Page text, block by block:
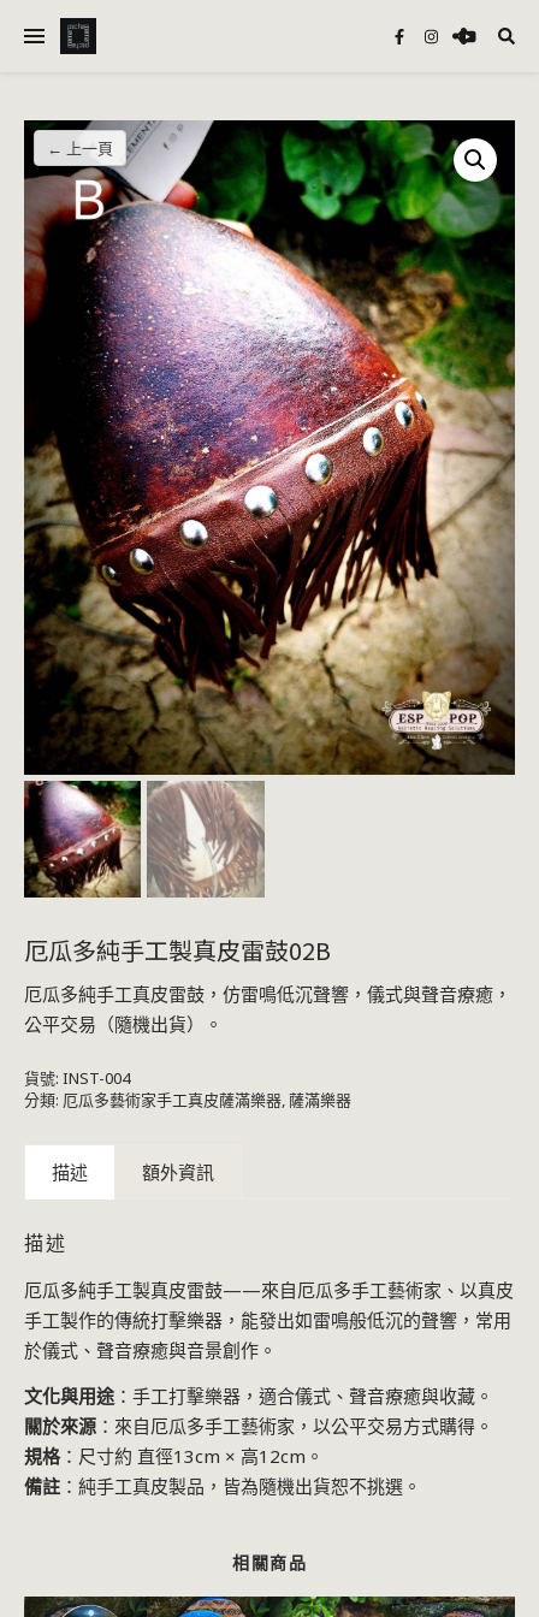
← 上一頁
厄瓜多純手工製真皮雷鼓02B
厄瓜多純手工真皮雷鼓，仿雷鳴低沉聲響，儀式與聲音療癒，
公平交易（隨機出貨）。
貨號: INST-004
分類: 厄瓜多藝術家手工真皮薩滿樂器,薩滿樂器
描述 額外資訊
描述
厄瓜多純手工製真皮雷鼓——來自厄瓜多手工藝術家、以真皮
手工製作的傳統打擊樂器，能發出如雷鳴般低沉的聲響，常用
於儀式、聲音療癒與音景創作。
文化與用途 ：手工打擊樂器，適合儀式、聲音療癒與收藏。
關於來源 ：來自厄瓜多手工藝術家，以公平交易方式購得。
規格：尺寸約 直徑13cm × 高12cm。
備註 ：純手工真皮製品，皆為隨機出貨恕不挑選。
相關商品